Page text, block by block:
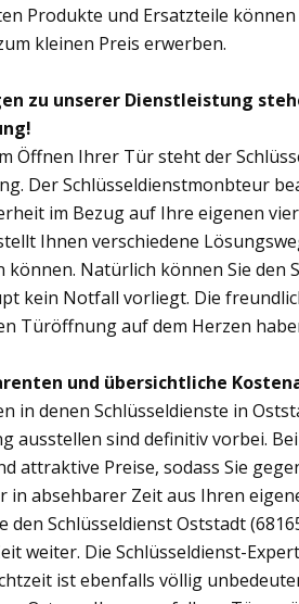
Produkte und Ersatzteile
kleinen Preis erwerben.
zu unserer Dienstleistung
Öffnen Ihrer Tür steht der
Der Schlüsseldienstmonbteur
im Bezug auf Ihre eigenen
Ihnen verschiedene
können. Natürlich können Sie den
kein Notfall vorliegt. Die
Türöffnung auf dem Herzen
und übersichtliche
in denen Schlüsseldienste in
ausstellen sind definitiv vorbei.
attraktive Preise, sodass Sie
in absehbarer Zeit aus Ihren
den Schlüsseldienst Oststadt
weiter. Die Schlüsseldienst-
ist ebenfalls völlig